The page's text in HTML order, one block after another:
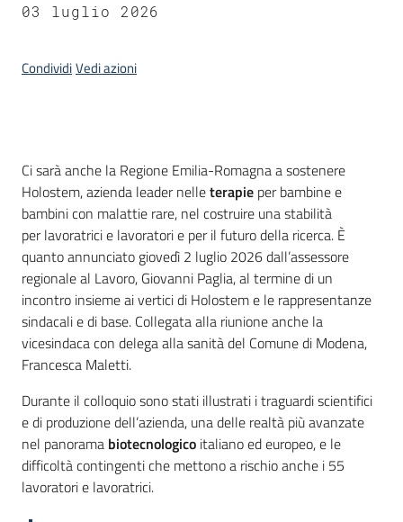
Seguici
su
03 luglio 2026
CondividiVedi azioni
Introduzione
Ci sarà anche la Regione Emilia-Romagna a sostenere
Holostem, azienda leader nelleterapie per bambine e
bambini con malattie rare, nel costruire una stabilità
per lavoratrici e lavoratori e per il futuro della ricerca. È
quanto annunciato giovedì 2 luglio 2026 dall’assessore
regionale al Lavoro, Giovanni Paglia, al termine di un
incontro insieme ai vertici di Holostem e le rappresentanze
sindacali e di base. Collegata alla riunione anche la
vicesindaca con delega alla sanità del Comune di Modena,
Francesca Maletti.
Durante il colloquio sono stati illustrati i traguardi scientifici
e di produzione dell’azienda, una delle realtà più avanzate
nel panorama biotecnologico italiano ed europeo, e le
difficoltà contingenti che mettono a rischio anche i 55
lavoratori e lavoratrici.